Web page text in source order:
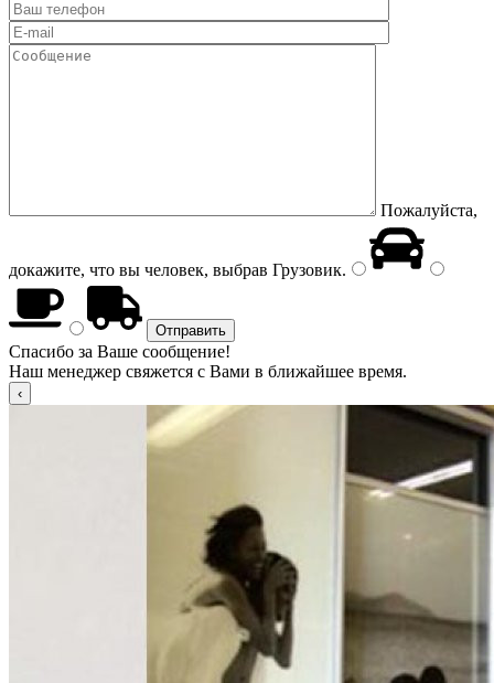
Пожалуйста,
докажите, что вы человек, выбрав Грузовик.
Спасибо за Ваше сообщение!
Наш менеджер свяжется с Вами в ближайшее время.